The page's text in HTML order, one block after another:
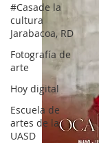
#Casade la
cultura
Jarabacoa, RD
Fotografía de
arte
Hoy digital
Escuela de
artes de la
UASD